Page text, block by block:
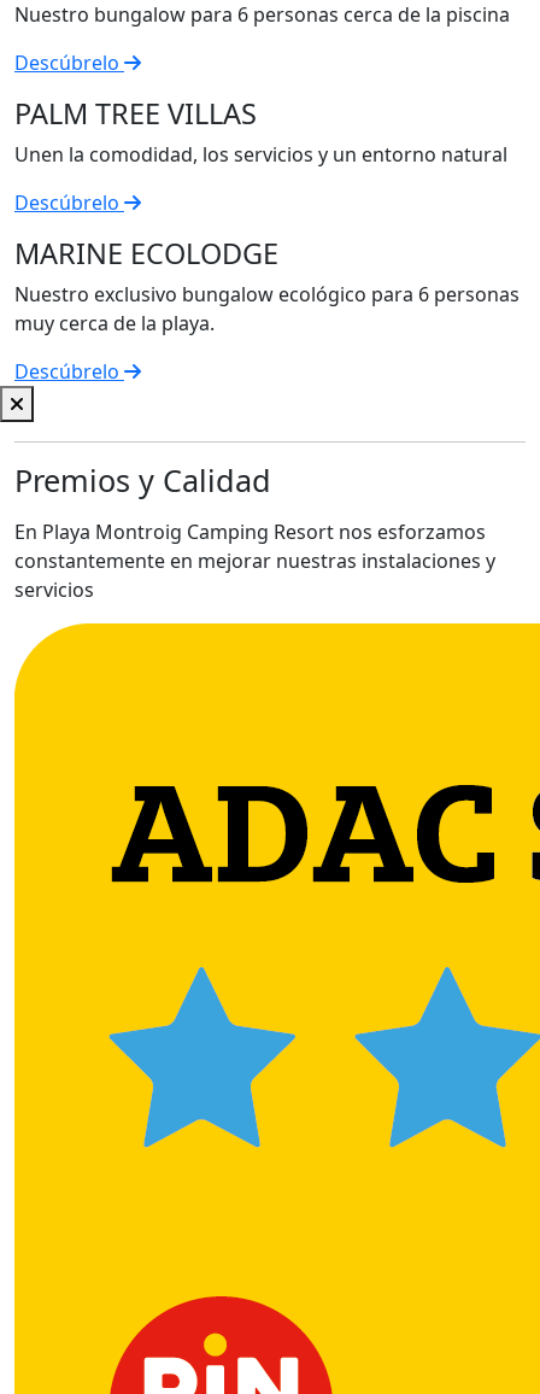
Nuestro bungalow para 6 personas cerca de la piscina
Descúbrelo
PALM TREE VILLAS
Unen la comodidad, los servicios y un entorno natural
Descúbrelo
MARINE ECOLODGE
Nuestro exclusivo bungalow ecológico para 6 personas
muy cerca de la playa.
Descúbrelo
Premios y Calidad
En Playa Montroig Camping Resort nos esforzamos
constantemente en mejorar nuestras instalaciones y
servicios